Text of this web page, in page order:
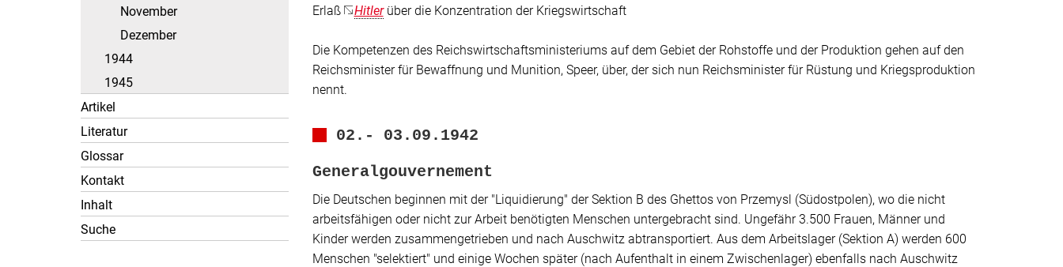
November
Dezember
1944
1945
Artikel
Literatur
Glossar
Kontakt
Inhalt
Suche
Erlaß Hitlerüber die Konzentration der Kriegswirtschaft
Die Kompetenzen des Reichswirtschaftsministeriums auf dem Gebiet der Rohstoffe und der Produktion gehen auf den
Reichsminister für Bewaffnung und Munition, Speer, über, der sich nun Reichsminister für Rüstung und Kriegsproduktion
nennt.
02.- 03.09.1942
Generalgouvernement
Die Deutschen beginnen mit der"Liquidierung" der Sektion B des Ghettos von Przemysl (Südostpolen), wo die nicht
arbeitsfähigen oder nicht zur Arbeit benötigten Menschen untergebracht sind. Ungefähr 3.500 Frauen, Männer und
Kinder werden zusammengetrieben und nach Auschwitz abtransportiert. Aus dem Arbeitslager (Sektion A) werden 600
Menschen "selektiert" und einige Wochen später (nach Aufenthalt in einem Zwischenlager) ebenfalls nach Auschwitz